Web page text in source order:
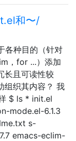
和〜/
各种目的（针对
，for ...）添加
长且可读性较
组织其内容？ 我
$ ls * init.el
mode.el-6.1.3
s-
emacs-eclim-